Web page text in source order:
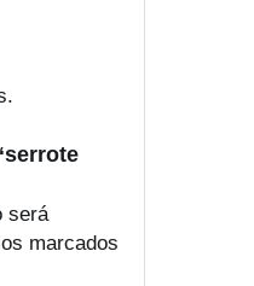
será
marcados